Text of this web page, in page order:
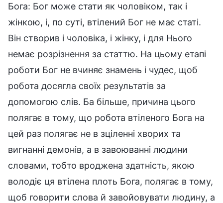
Бога: Бог може стати як чоловіком, так і
жінкою, і, по суті, втілений Бог не має статі.
Він створив і чоловіка, і жінку, і для Нього
немає розрізнення за статтю. На цьому етапі
роботи Бог не вчиняє знамень і чудес, щоб
робота досягла своїх результатів за
допомогою слів. Ба більше, причина цього
полягає в тому, що робота втіленого Бога на
цей раз полягає не в зціленні хворих та
вигнанні демонів, а в завоюванні людини
словами, тобто вроджена здатність, якою
володіє ця втілена плоть Бога, полягає в тому,
щоб говорити слова й завойовувати людину, а